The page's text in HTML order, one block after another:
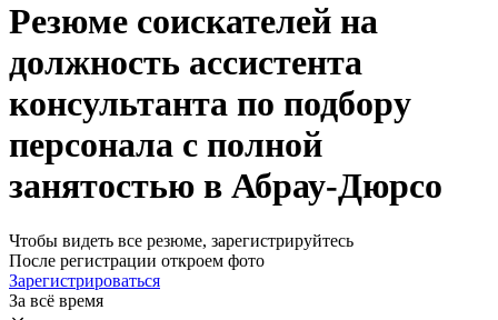
Резюме соискателей на
должность ассистента
консультанта по подбору
персонала с полной
занятостью в Абрау-Дюрсо
Чтобы видеть все резюме, зарегистрируйтесь
После регистрации откроем фото
Зарегистрироваться
За всё время